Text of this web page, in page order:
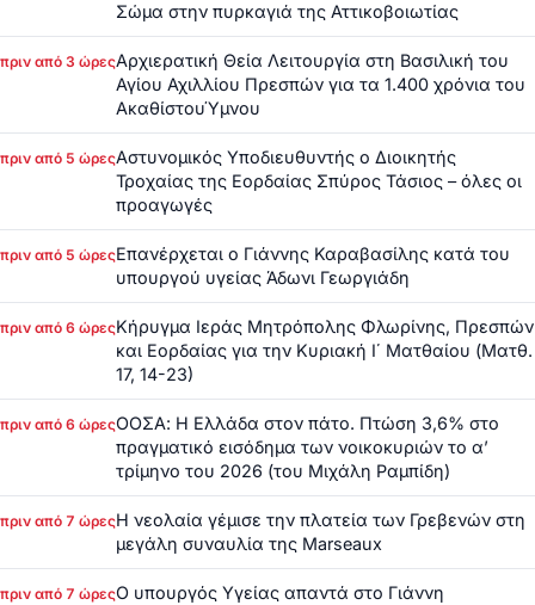
Σώμα στην πυρκαγιά της Αττικοβοιωτίας
πριν από 3 ώρεςΑρχιερατική Θεία Λειτουργία στη Βασιλική του
Αγίου Αχιλλίου Πρεσπών για τα 1.400 χρόνια του
ΑκαθίστουΎμνου
πριν από 5 ώρεςΑστυνομικός Υποδιευθυντής ο Διοικητής
Τροχαίας της Εορδαίας Σπύρος Τάσιος – όλες οι
προαγωγές
πριν από 5 ώρεςΕπανέρχεται ο Γιάννης Καραβασίλης κατά του
υπουργού υγείας Άδωνι Γεωργιάδη
πριν από 6 ώρεςΚήρυγμα Ιεράς Μητρόπολης Φλωρίνης, Πρεσπών
και Εορδαίας για την Κυριακή Ι΄ Ματθαίου (Ματθ.
17, 14-23)
πριν από 6 ώρεςΟΟΣΑ: Η Ελλάδα στον πάτο. Πτώση 3,6% στο
πραγματικό εισόδημα των νοικοκυριών το α’
τρίμηνο του 2026 (του Μιχάλη Ραμπίδη)
πριν από 7 ώρεςΗ νεολαία γέμισε την πλατεία των Γρεβενών στη
μεγάλη συναυλία της Marseaux
πριν από 7 ώρεςΟ υπουργός Υγείας απαντά στο Γιάννη